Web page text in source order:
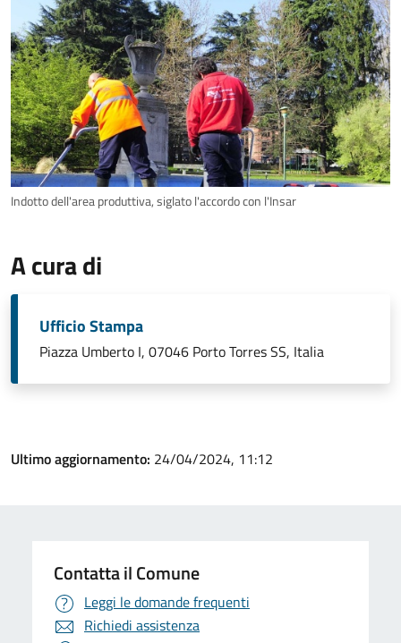
Indotto dell'area produttiva, siglato l'accordo con l'Insar
A cura di
Ufficio Stampa
Piazza Umberto I, 07046 Porto Torres SS, Italia
Ultimo aggiornamento: 24/04/2024, 11:12
Contatta il Comune
Leggi le domande frequenti
Richiedi assistenza